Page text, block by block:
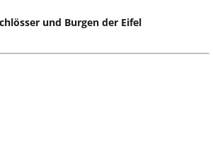
und Burgen der Eifel